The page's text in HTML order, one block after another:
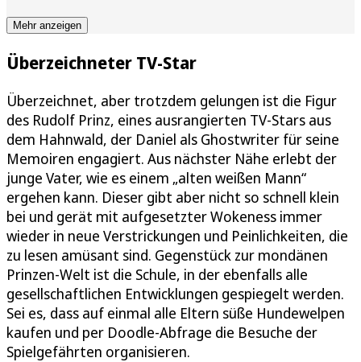
Mehr anzeigen
Überzeichneter TV-Star
Überzeichnet, aber trotzdem gelungen ist die Figur
des Rudolf Prinz, eines ausrangierten TV-Stars aus
dem Hahnwald, der Daniel als Ghostwriter für seine
Memoiren engagiert. Aus nächster Nähe erlebt der
junge Vater, wie es einem „alten weißen Mann“
ergehen kann. Dieser gibt aber nicht so schnell klein
bei und gerät mit aufgesetzter Wokeness immer
wieder in neue Verstrickungen und Peinlichkeiten, die
zu lesen amüsant sind. Gegenstück zur mondänen
Prinzen-Welt ist die Schule, in der ebenfalls alle
gesellschaftlichen Entwicklungen gespiegelt werden.
Sei es, dass auf einmal alle Eltern süße Hundewelpen
kaufen und per Doodle-Abfrage die Besuche der
Spielgefährten organisieren.